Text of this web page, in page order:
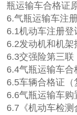
瓶运输车合格证
6.气瓶运输车注
6.1机动车注册登
6.2发动机和机架
6.3交强险第三联
6.4气瓶运输车合
6.5车辆合格证（
6.6气瓶运输车
6.7《机动车检测